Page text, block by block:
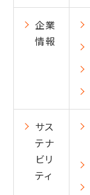
企業
情報
サス
テナ
ビリ
ティ